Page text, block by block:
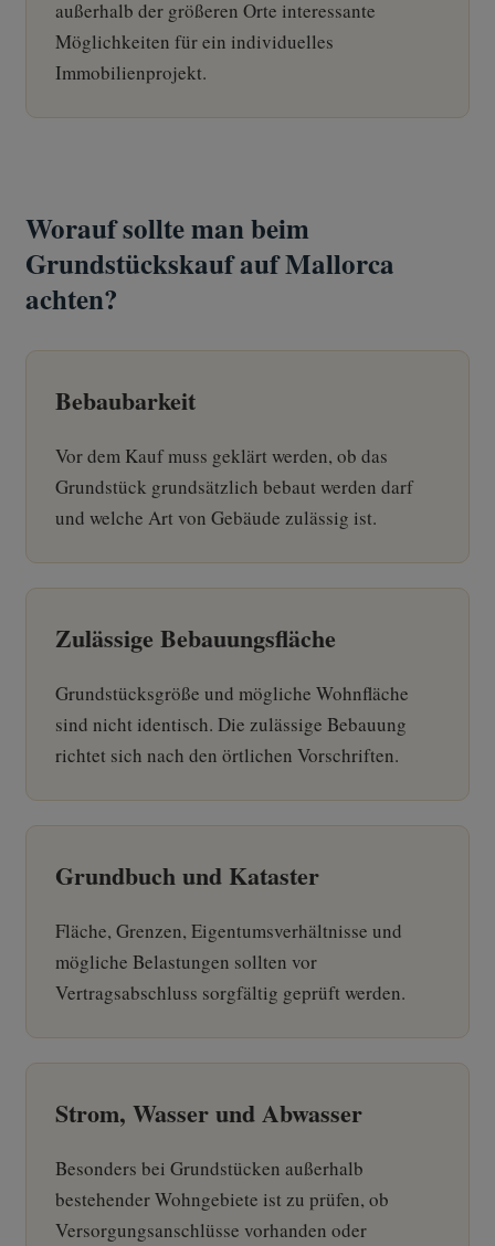
außerhalb der größeren Orte interessante
Möglichkeiten für ein individuelles
Immobilienprojekt.
Worauf sollte man beim
Grundstückskauf auf Mallorca
achten?
Bebaubarkeit
Vor dem Kauf muss geklärt werden, ob das
Grundstück grundsätzlich bebaut werden darf
und welche Art von Gebäude zulässig ist.
Zulässige Bebauungsfläche
Grundstücksgröße und mögliche Wohnfläche
sind nicht identisch. Die zulässige Bebauung
richtet sich nach den örtlichen Vorschriften.
Grundbuch und Kataster
Fläche, Grenzen, Eigentumsverhältnisse und
mögliche Belastungen sollten vor
Vertragsabschluss sorgfältig geprüft werden.
Strom, Wasser und Abwasser
Besonders bei Grundstücken außerhalb
bestehender Wohngebiete ist zu prüfen, ob
Versorgungsanschlüsse vorhanden oder